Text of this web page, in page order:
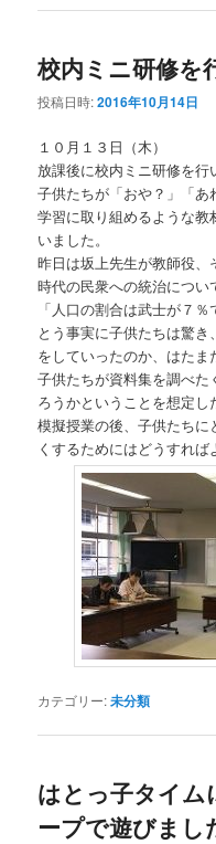
校内ミニ研修を
投稿日時:2016年10月14日
１０月１３日（木）
放課後に校内ミニ研修を行
子供たちが「おや？」「あ
学習に取り組めるような
いました。
昨日は坂上先生が教師役
時代の民衆への統治につい
「人口の割合は武士が７％
とう事実に子供たちは驚
をしていったのか、はたま
子供たちが資料集を調べ
ろうかということを想定し
模擬授業の後、子供たち
くするためにはどうすれば
カテゴリー:未分類
はとっ子タイム
ープで遊びまし